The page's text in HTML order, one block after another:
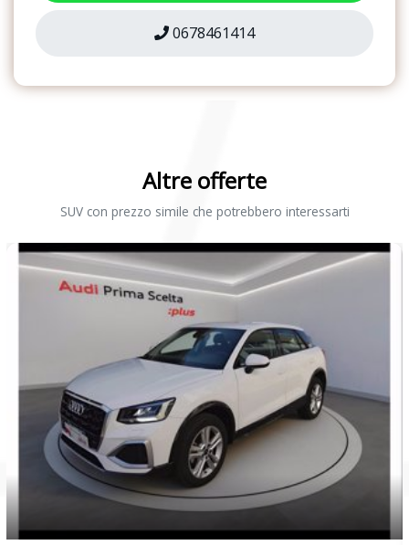
Sistema di controllo pressione pneumatici
Sistema di navigazione mmi plus con mmi touch
Specchietti retrovisivi esterni regolabili e riscaldabili elettricamente
Specchietto retrovisivo interno schermabile manualmente
Tappetini anteriori e posteriori in velours
Volante sportivo multifunzionale in pelle a 3 razze
0678461414
Altre offerte
SUV con prezzo simile che potrebbero interessarti